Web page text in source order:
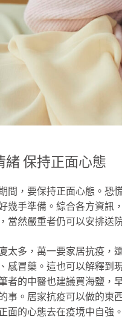
緒 保持正面心態
間，要保持正面心態。恐
幾手準備。綜合各方資訊
當然嚴重者仍可以安排送
太多，萬一要家居抗疫，
感冒藥。這也可以解釋到
者的中醫也建議買海鹽，
事。居家抗疫可以做的東
面的心態去在疫境中自強。